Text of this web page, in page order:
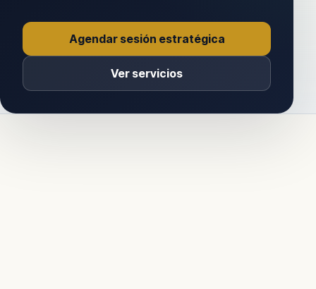
Agendar sesión estratégica
Ver servicios